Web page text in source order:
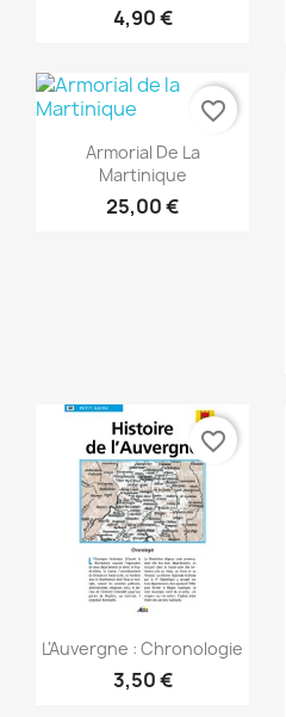
4,90 €
Anteprima
Armorial De La
Martinique
25,00 €
favorite_border
Anteprima
L'Auvergne : Chronologie
3,50 €
favorite_border